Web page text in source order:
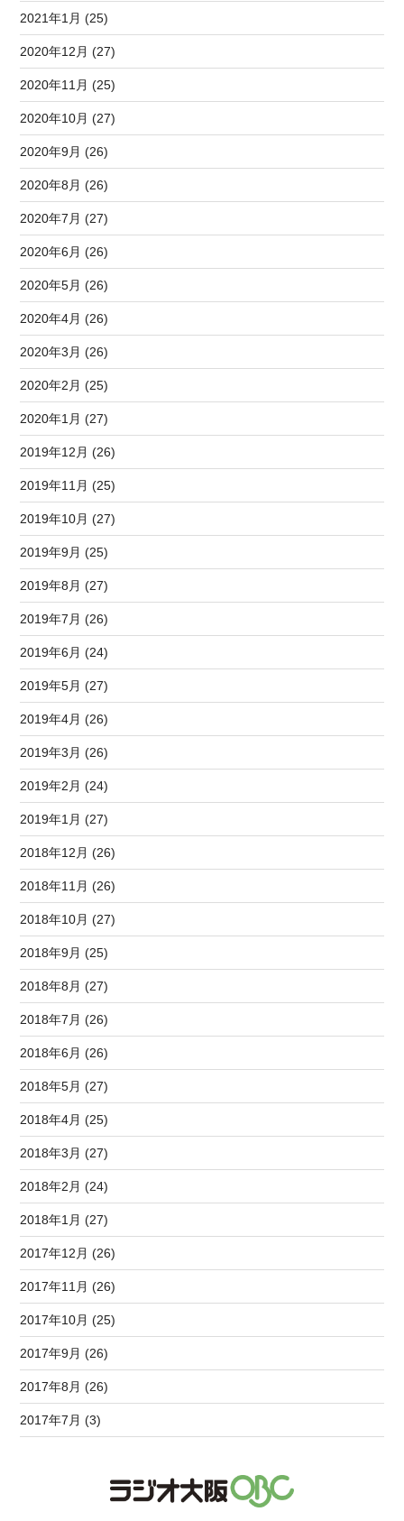
2021年1月 (25)
2020年12月 (27)
2020年11月 (25)
2020年10月 (27)
2020年9月 (26)
2020年8月 (26)
2020年7月 (27)
2020年6月 (26)
2020年5月 (26)
2020年4月 (26)
2020年3月 (26)
2020年2月 (25)
2020年1月 (27)
2019年12月 (26)
2019年11月 (25)
2019年10月 (27)
2019年9月 (25)
2019年8月 (27)
2019年7月 (26)
2019年6月 (24)
2019年5月 (27)
2019年4月 (26)
2019年3月 (26)
2019年2月 (24)
2019年1月 (27)
2018年12月 (26)
2018年11月 (26)
2018年10月 (27)
2018年9月 (25)
2018年8月 (27)
2018年7月 (26)
2018年6月 (26)
2018年5月 (27)
2018年4月 (25)
2018年3月 (27)
2018年2月 (24)
2018年1月 (27)
2017年12月 (26)
2017年11月 (26)
2017年10月 (25)
2017年9月 (26)
2017年8月 (26)
2017年7月 (3)